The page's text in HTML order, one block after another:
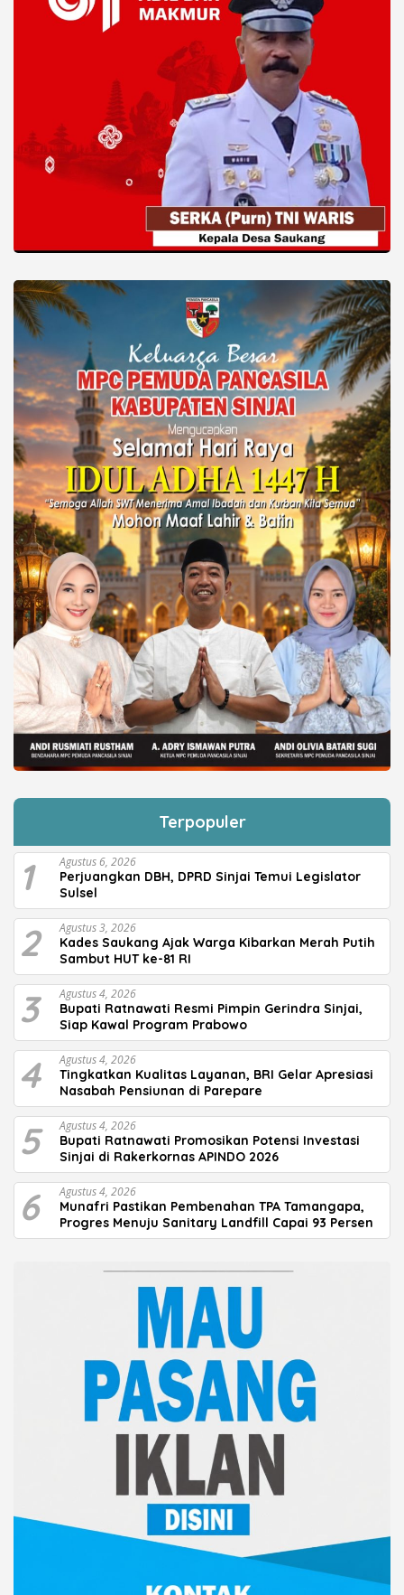
Terpopuler
1 Agustus 6, 2026
Perjuangkan DBH, DPRD Sinjai Temui Legislator
Sulsel
2 Agustus 3, 2026
Kades Saukang Ajak Warga Kibarkan Merah Putih
Sambut HUT ke-81 RI
3 Agustus 4, 2026
Bupati Ratnawati Resmi Pimpin Gerindra Sinjai,
Siap Kawal Program Prabowo
4 Agustus 4, 2026
Tingkatkan Kualitas Layanan, BRI Gelar Apresiasi
Nasabah Pensiunan di Parepare
5 Agustus 4, 2026
Bupati Ratnawati Promosikan Potensi Investasi
Sinjai di Rakerkornas APINDO 2026
6 Agustus 4, 2026
Munafri Pastikan Pembenahan TPA Tamangapa,
Progres Menuju Sanitary Landfill Capai 93 Persen